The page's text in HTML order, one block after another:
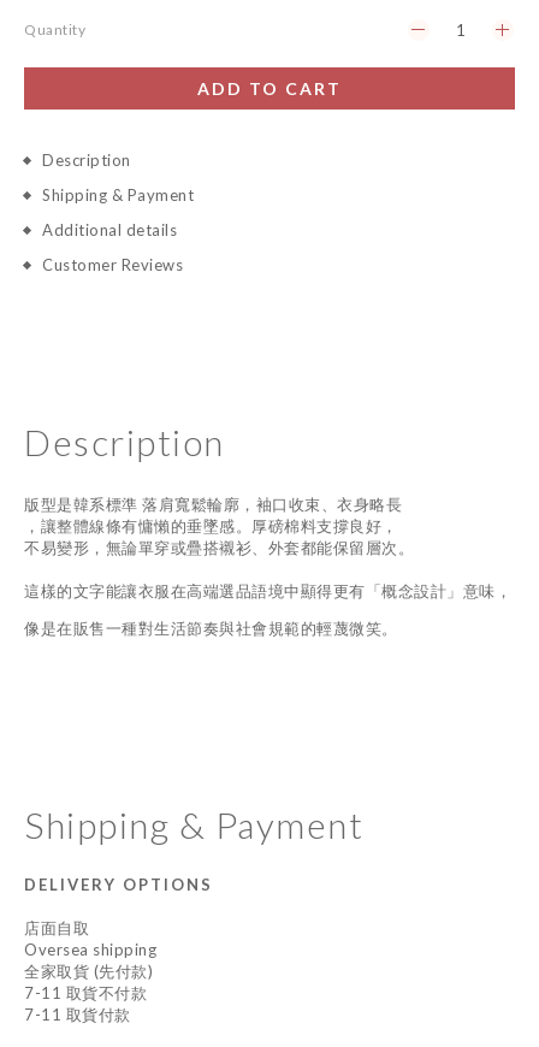
Quantity
ADD TO CART
Description
Shipping & Payment
Additional details
Customer Reviews
Description
版型是韓系標準 落肩寬鬆輪廓，袖口收束、衣身略長
，讓整體線條有慵懶的垂墜感。厚磅棉料支撐良好，
不易變形，無論單穿或疊搭襯衫、外套都能保留層次。
這樣的文字能讓衣服在高端選品語境中顯得更有「概念設計」意味，
像是在販售一種對生活節奏與社會規範的輕蔑微笑。
Shipping & Payment
DELIVERY OPTIONS
店面自取
Oversea shipping
全家取貨 (先付款)
7-11 取貨不付款
7-11 取貨付款